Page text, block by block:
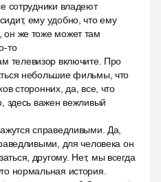
сотрудники владеют
ему удобно, что ему
же тоже может там
то
телевизор включите. Про
небольшие фильмы, что
сторонних, да, все, что
здесь важен вежливый
справедливыми. Да,
для человека он
другому. Нет, мы всегда
нормальная история.